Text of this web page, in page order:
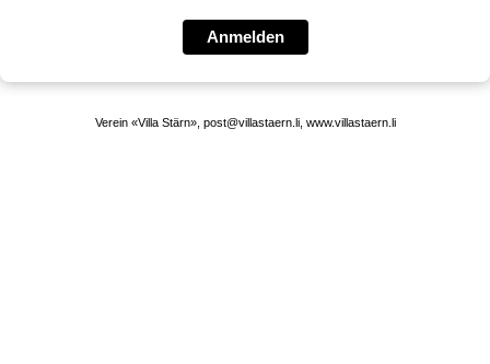
Anmelden
Verein «Villa Stärn», post@villastaern.li, www.villastaern.li